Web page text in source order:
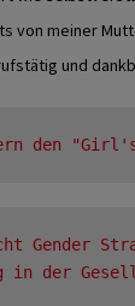
von meiner
und
den
Gender
in der